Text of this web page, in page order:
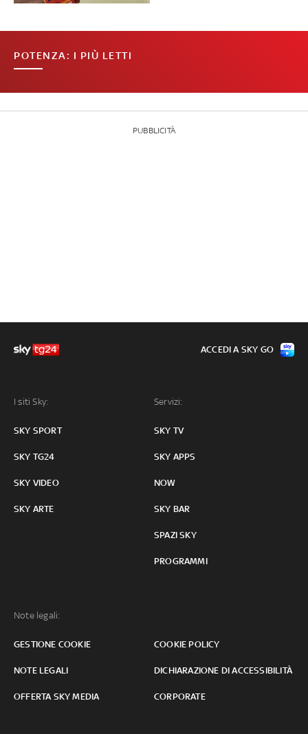
POTENZA: I PIÙ LETTI
PUBBLICITÀ
I siti Sky:
SKY SPORT
SKY TG24
SKY VIDEO
SKY ARTE
Servizi:
SKY TV
SKY APPS
NOW
SKY BAR
SPAZI SKY
PROGRAMMI
Note legali:
GESTIONE COOKIE COOKIE POLICY
NOTE LEGALI DICHIARAZIONE DI ACCESSIBILITÀ
OFFERTA SKY MEDIA CORPORATE
ACCEDI A SKY GO